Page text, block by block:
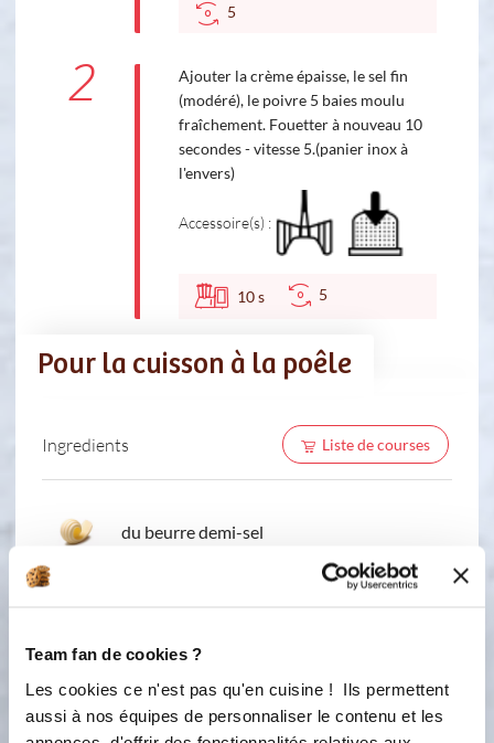
Team fan de cookies ?
Les cookies ce n'est pas qu'en cuisine ! Ils permettent
aussi à nos équipes de personnaliser le contenu et les
5
2
Ajouter la crème épaisse, le sel fin
(modéré), le poivre 5 baies moulu
fraîchement. Fouetter à nouveau 10
secondes - vitesse 5.(panier inox à
l'envers)
Accessoire(s) :
10s 5
Pour la cuisson à la poêle
Ingredients Liste de courses
du beurre demi-sel